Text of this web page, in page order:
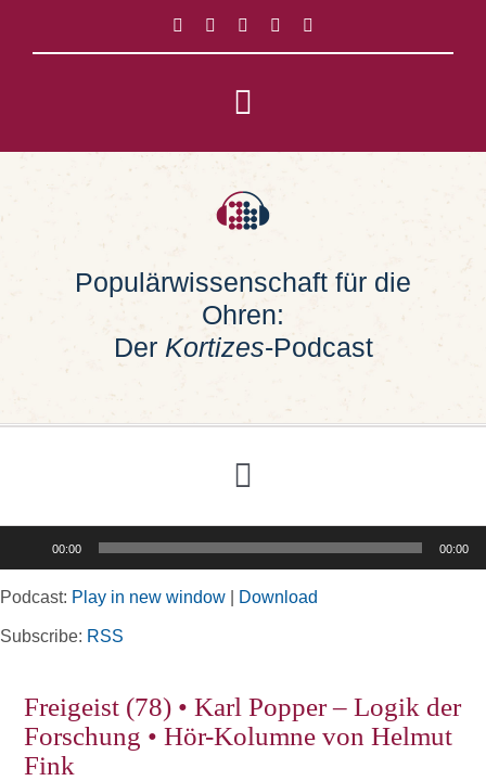
springen
Toggle
Navigation
Impressum
Populärwissenschaft für die
Ohren:
Der Kortizes-Podcast
Toggle
Navigation
Rubriken
Kortizes Website
00:00 00:00
Podcast: Play in new window Download
Subscribe: RSS
Freigeist (78) • Karl Popper – Logik der
Forschung • Hör-Kolumne von Helmut
Fink